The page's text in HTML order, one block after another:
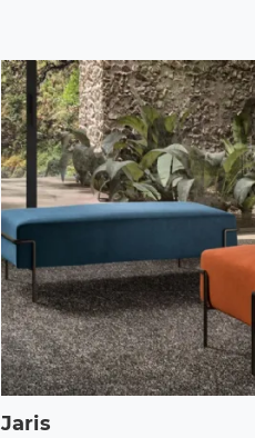
Jaris